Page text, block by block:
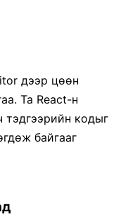
дээр цөөн
Та React-н
тэдгээрийн кодыг
байгааг